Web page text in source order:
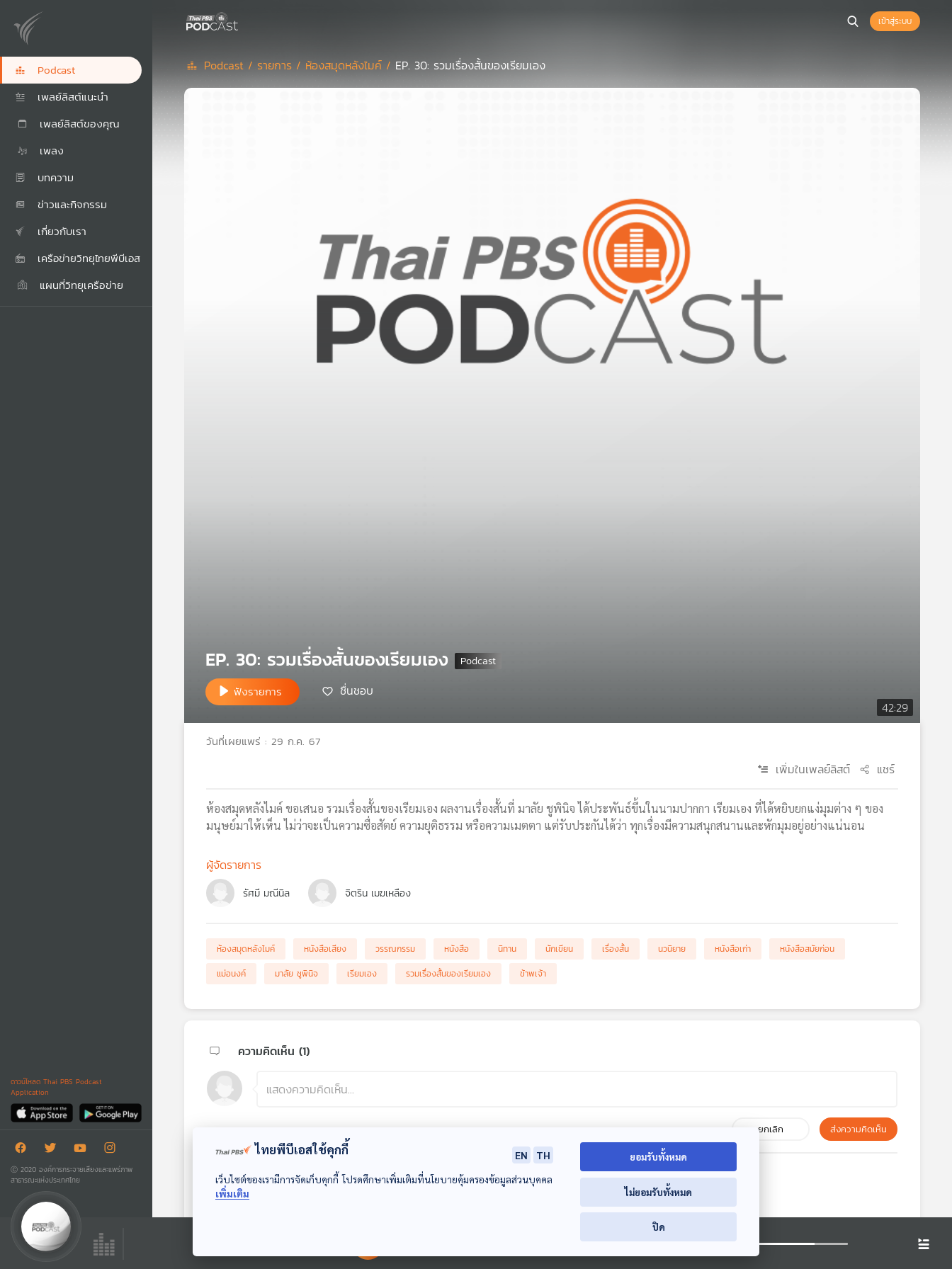
Podcast
เพลย์ลิสต์แนะนำ
เพลย์ลิสต์ของคุณ
เพลง
บทความ
ข่าวและกิจกรรม
เกี่ยวกับเรา
เครือข่ายวิทยุไทยพีบีเอส
แผนที่วิทยุเครือข่าย
ดาวน์โหลด Thai PBS Podcast
Application
Ⓒ 2020 องค์การกระจายเสียงและแพร่ภาพ
สาธารณะแห่งประเทศไทย
เข้าสู่ระบบ
Podcast / รายการ / ห้องสมุดหลังไมค์ / EP. 30: รวมเรื่องสั้นของเรียมเอง
42:29
EP. 30: รวมเรื่องสั้นของเรียมเอง
ฟังรายการ ชื่นชอบ
วันที่เผยแพร่ : 29 ก.ค. 67
เพิ่มในเพลย์ลิสต์ แชร์
ห้องสมุดหลังไมค์ ขอเสนอ รวมเรื่องสั้นของเรียมเอง ผลงานเรื่องสั้นที่ มาลัย ชูพินิจ ได้ประพันธ์ขึ้นในนามปากกา เรียมเอง ที่ได้หยิบยกแง่มุมต่าง ๆ ของ
มนุษย์มาให้เห็น ไม่ว่าจะเป็นความซื่อสัตย์ ความยุติธรรม หรือความเมตตา แต่รับประกันได้ว่า ทุกเรื่องมีความสนุกสนานและหักมุมอยู่อย่างแน่นอน
ผู้จัดรายการ
รัศมี มณีนิล จิตริน เมฆเหลือง
ห้องสมุดหลังไมค์ หนังสือเสียง วรรณกรรม หนังสือ นิทาน นักเขียน เรื่องสั้น นวนิยาย หนังสือเก่า
หนังสือสมัยก่อน
แม่อนงค์
มาลัย ชูพินิจ เรียมเอง รวมเรื่องสั้นของเรียมเอง ข้าพเจ้า
ความคิดเห็น (1)
ยกเลิก ส่งความคิดเห็น
ncMUFCMU ncMUFCMU
29 ก.ค. 67 06:18
00:00:00
ไทยพีบีเอสใช้คุกกี้ EN
TH
เว็บไซต์ของเรามีการจัดเก็บคุกกี้ โปรดศึกษาเพิ่มเติมที่นโยบายคุ้มครองข้อมูลส่วนบุคคล
เพิ่มเติม
ยอมรับทั้งหมด
ไม่ยอมรับทั้งหมด
ปิด